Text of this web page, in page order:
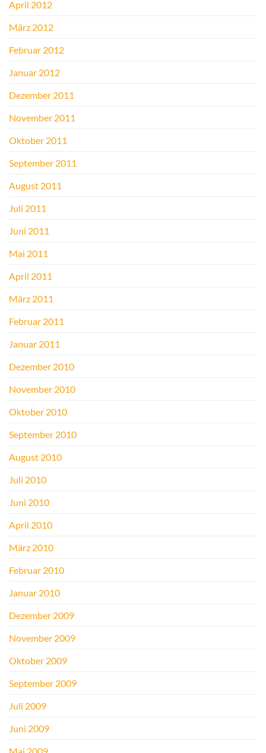
April 2012
März 2012
Februar 2012
Januar 2012
Dezember 2011
November 2011
Oktober 2011
September 2011
August 2011
Juli 2011
Juni 2011
Mai 2011
April 2011
März 2011
Februar 2011
Januar 2011
Dezember 2010
November 2010
Oktober 2010
September 2010
August 2010
Juli 2010
Juni 2010
April 2010
März 2010
Februar 2010
Januar 2010
Dezember 2009
November 2009
Oktober 2009
September 2009
Juli 2009
Juni 2009
Mai 2009